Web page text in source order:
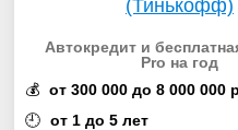
Автокредит и
Pro на год
💰 от 300 000 до 8 000 000
🕘 от 1 до 5 лет